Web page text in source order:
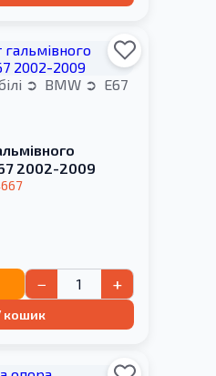
BMW
E67
2002-2009
− +
кошик